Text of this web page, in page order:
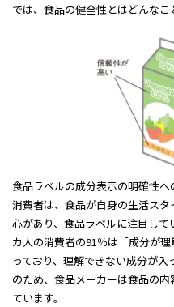
では、食品の健全性とはどんな
食品ラベルの成分表示の明確性へ
消費者は、食品が自身の生活ス
心があり、食品ラベルに注目して
カ人の消費者の91％は「成分が理
っており、理解できない成分が
のため、食品メーカーは食品の
ています。